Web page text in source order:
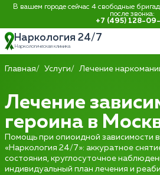
В вашем городе сейчас 4 свободные
после звонка:
+7 (495) 128-
Наркология 24/7
Наркологическая клиника
Главная Услуги Лечение
Лечение
героина в
Помощь при опиоидной зависимости
«Наркология 24/7»: аккуратное
состояния, круглосуточное
индивидуальный план лечения и